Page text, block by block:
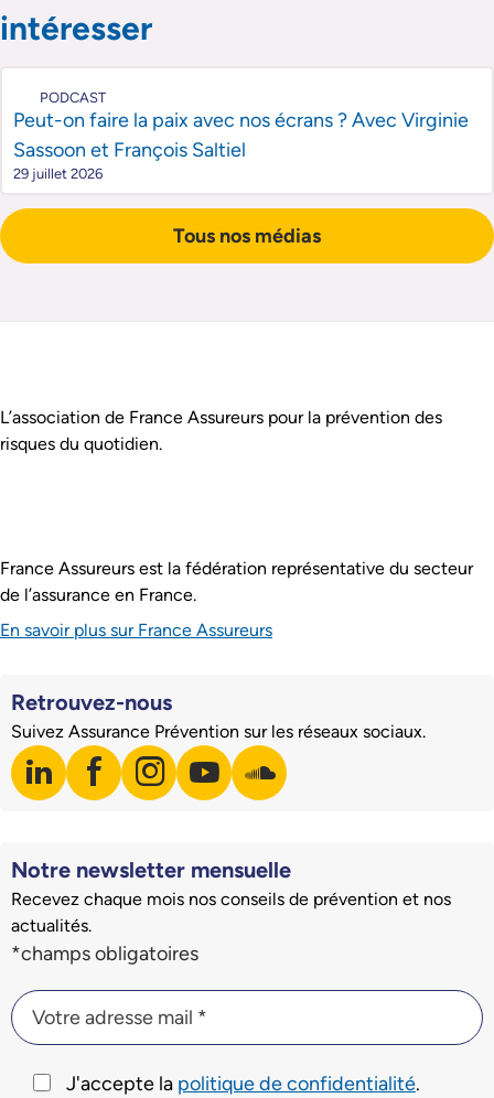
intéresser
PODCAST
Peut-on faire la paix avec nos écrans ? Avec Virginie
Sassoon et François Saltiel
29 juillet 2026
Tous nos médias
Assurance Prévention est :
L’association de France Assureurs pour la prévention des
risques du quotidien.
France Assureurs est la fédération représentative du secteur
de l’assurance en France.
En savoir plus sur France Assureurs
Retrouvez-nous
Suivez Assurance Prévention sur les réseaux sociaux.
linkedin
Visiter notre page LinkedIn
facebook
Visiter notre page Facebook
instagram
Visiter notre page Instagram
youtube
Visiter notre page Youtube
soundcloud
Visiter notre page
Notre newsletter mensuelle
Recevez chaque mois nos conseils de prévention et nos
actualités.
Champs du formulaire d'inscription à la newsletter
*champs obligatoires
Votre adresse mail *
Votre adresse mail *
J'accepte la politique de confidentialité.